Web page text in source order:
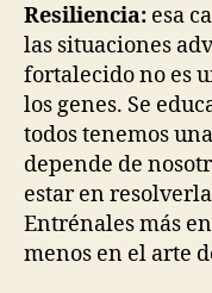
Resiliencia: esa
las situaciones
fortalecido no es
los genes. Se
todos tenemos
depende de
estar en
Entrénales más
menos en el arte